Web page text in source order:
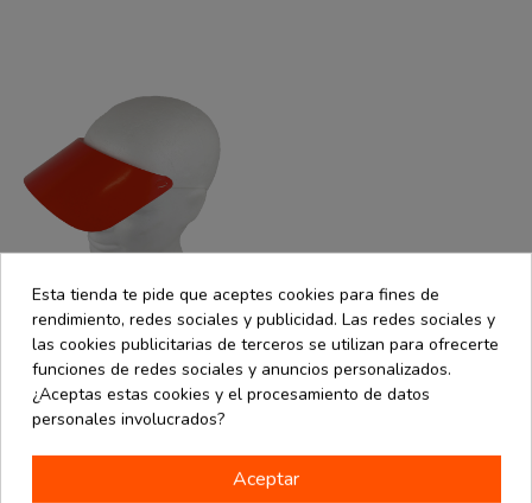
Personalizables
Visera cartón
con elástico.
Color Rojo
desde
0.17 €
Esta tienda te pide que aceptes cookies para fines de
rendimiento, redes sociales y publicidad. Las redes sociales y
las cookies publicitarias de terceros se utilizan para ofrecerte
funciones de redes sociales y anuncios personalizados.
¿Aceptas estas cookies y el procesamiento de datos
personales involucrados?
Aceptar